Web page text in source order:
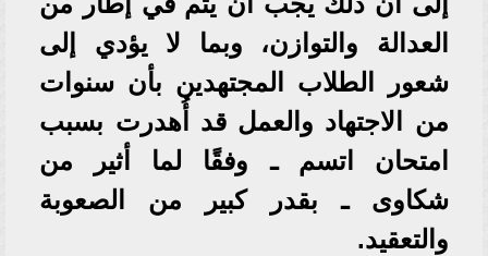
العدالة والتوازن، وبما لا يؤدي إلى
شعور الطلاب المجتهدين بأن سنوات
من الاجتهاد والعمل قد أُهدرت بسبب
امتحان اتسم ـ وفقًا لما أثير من
شكاوى ـ بقدر كبير من الصعوبة
والتعقيد.